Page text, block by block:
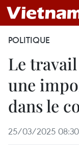
POLITIQUE
Le
une
dans le
25/03/2025 08:30